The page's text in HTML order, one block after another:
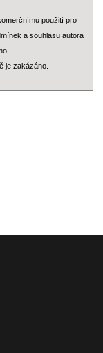
použití pro
a souhlasu autora
je zakázáno.